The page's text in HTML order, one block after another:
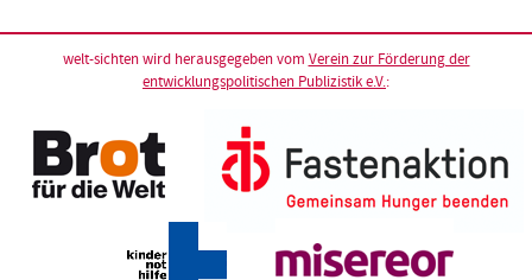
welt-sichten wird herausgegeben vom Verein zur Förderung der
entwicklungspolitischen Publizistik e.V.: